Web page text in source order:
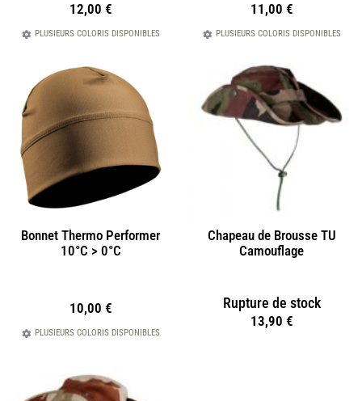
12,00 €
PLUSIEURS COLORIS DISPONIBLES
11,00 €
PLUSIEURS COLORIS DISPONIBLES
Bonnet Thermo Performer
10°C > 0°C
10,00 €
PLUSIEURS COLORIS DISPONIBLES
Chapeau de Brousse TU
Camouflage
Rupture de stock
13,90 €